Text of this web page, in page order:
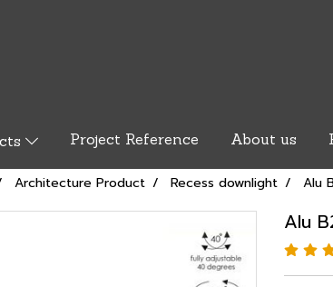
Project Reference About us
Architecture Product Recess downlight Alu
Alu